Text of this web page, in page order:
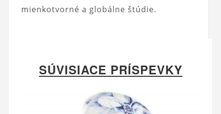
mienkotvorné a globálne štúdie.
SÚVISIACE PRÍSPEVKY